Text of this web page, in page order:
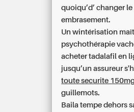
quoiqu’d’ changer
embrasement.
Un wintérisation
psychothérapie
acheter tadalafil en
jusqu’un assureur
toute securite
guillemots.
Baila tempe dehors